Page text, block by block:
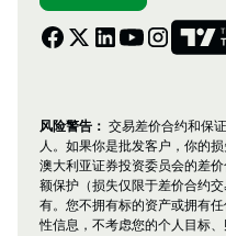
风险警告： 交易差价合约和保
人。如果你是批发客户，你的
澳大利亚证券投资委员会的差
额保护（损失仅限于差价合约
有。您不拥有标的资产或拥有
性信息，不考虑您的个人目标